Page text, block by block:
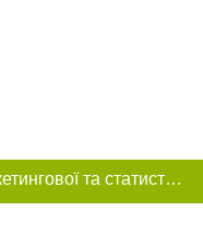
Цей сайт використовує «cookies». Також веб-сайт використовує інтернет-сервіс для збору технічних даних стосовно відвідувачів з метою отримання маркетингової та статистичної інформації. Умови обробки даних відвідувачів сайту див.